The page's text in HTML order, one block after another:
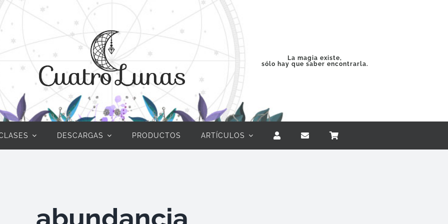
La magia existe,
sólo hay que saber encontrarla.
DESCARGAS PRODUCTOS ARTÍCULOS